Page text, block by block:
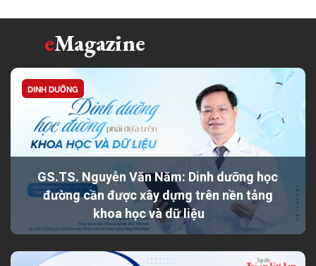
eMagazine
DINH DƯỠNG
GS.TS. Nguyễn Văn Năm: Dinh dưỡng học
đường cần được xây dựng trên nền tảng
khoa học và dữ liệu